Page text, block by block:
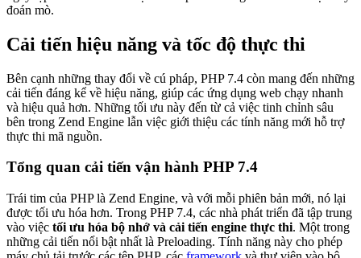
đoán mò.
Cải tiến hiệu năng và tốc độ thực thi
Bên cạnh những thay đổi về cú pháp, PHP 7.4 còn mang đến những
cải tiến đáng kể về hiệu năng, giúp các ứng dụng web chạy nhanh
và hiệu quả hơn. Những tối ưu này đến từ cả việc tinh chỉnh sâu
bên trong Zend Engine lẫn việc giới thiệu các tính năng mới hỗ trợ
thực thi mã nguồn.
Tổng quan cải tiến vận hành PHP 7.4
Trái tim của PHP là Zend Engine, và với mỗi phiên bản mới, nó lại
được tối ưu hóa hơn. Trong PHP 7.4, các nhà phát triển đã tập trung
vào việc tối ưu hóa bộ nhớ và cải tiến engine thực thi. Một trong
những cải tiến nổi bật nhất là Preloading. Tính năng này cho phép